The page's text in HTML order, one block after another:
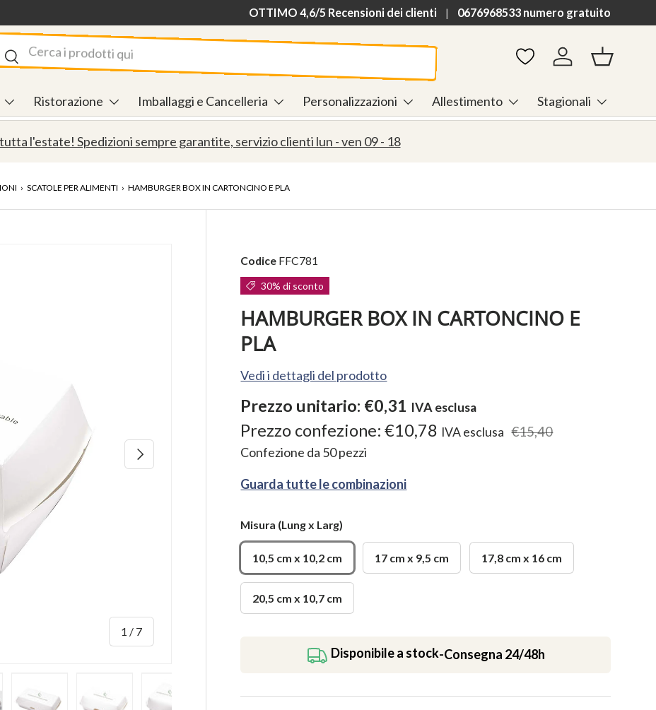
Consegna in 24/48h
OTTIMO 4,6/5 Recensioni dei clienti 0676968533 numero gratuito
Cerca AccediCestino
Ristorazione Imballaggi e Cancelleria Personalizzazioni Allestimento Stagionali
l'estate! Spedizioni sempre garantite, servizio clienti lun - ven 09 - 18
› SCATOLE PER ALIMENTI › HAMBURGER BOX IN CARTONCINO E PLA
1 / di
7
Avanti
Codice FFC781
30% di sconto
HAMBURGER BOX IN CARTONCINO E
PLA
Vedi i dettagli del prodotto
Prezzo unitario: €0,31 IVA esclusa
Prezzo confezione:€10,78 IVA esclusa €15,40
Confezione da 50pezzi
Guarda tutte le combinazioni
Misura (Lung x Larg)
10,5 cm x 10,2 cm 17 cm x 9,5 cm 17,8 cm x 16 cm
20,5 cm x 10,7 cm
Disponibile a stock-Consegna 24/48h